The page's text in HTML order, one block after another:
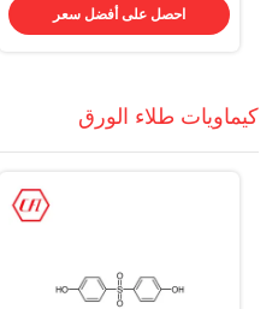
احصل على أفضل سعر
كيماويات طلاء الورق